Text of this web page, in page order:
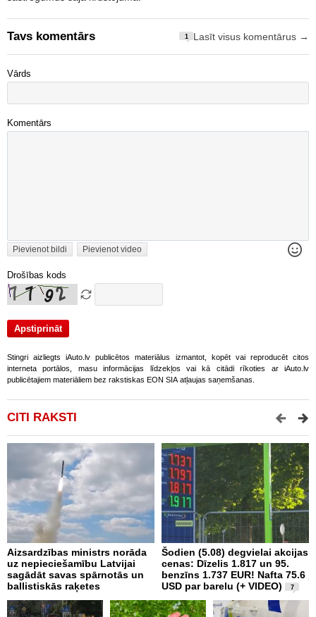
Tavs komentārs 1 Lasīt visus komentārus →
Vārds
Komentārs
Pievienot bildi Pievienot video
Drošības kods
Stingri aizliegts iAuto.lv publicētos materiālus izmantot, kopēt vai reproducēt citos
interneta portālos, masu informācijas līdzekļos vai kā citādi rīkoties ar iAuto.lv
publicētajiem materiāliem bez rakstiskas EON SIA atļaujas saņemšanas.
CITI RAKSTI
Aizsardzības ministrs norāda
uz nepieciešamību Latvijai
sagādāt savas spārnotās un
ballistiskās raķetes
Šodien (5.08) degvielai akcijas
cenas: Dīzelis 1.817 un 95.
benzīns 1.737 EUR! Nafta 75.6
USD par barelu (+ VIDEO)
7